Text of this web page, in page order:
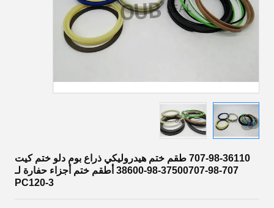
707-98-36110 طقم ختم هيدروليكي ذراع بوم دلو ختم كيت
707-98-37500707-98-38600 أطقم ختم أجزاء حفارة لـ
PC120-3